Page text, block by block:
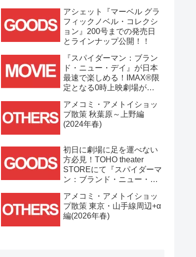
える！！
アシェット『マーベル グラ
フィックノベル・コレクシ
ョン』200号までの発売日
とラインナップ公開！！
『スパイダーマン：ブラン
ド・ニュー・デイ』が日本
最速で楽しめる！IMAX®限
定となる0時上映劇場が決
アメコミ・アメトイショッ
プ散策 秋葉原～上野編
(2024年春)
初日に劇場に足を運べない
方必見！TOHO theater
STOREにて『スパイダーマ
ン：ブランド・ニュー・デ
7/31(金)11時より開始！！
アメコミ・アメトイショッ
プ散策 東京・山手線周辺+α
編(2026年春)